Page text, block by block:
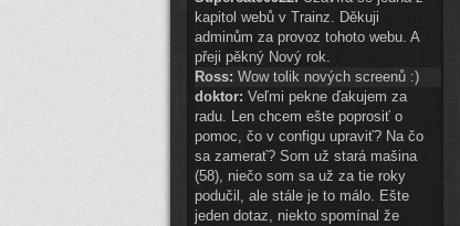
kapitol webů v Trainz. Děkuji
adminům za provoz tohoto webu. A
přeji pěkný Nový rok.
Ross: Wow tolik nových screenů :)
doktor: Veľmi pekne ďakujem za
radu. Len chcem ešte poprosiť o
pomoc, čo v configu upraviť? Na čo
sa zamerať? Som už stará mašina
(58), niečo som sa už za tie roky
podučil, ale stále je to málo. Ešte
jeden dotaz, niekto spomínal že